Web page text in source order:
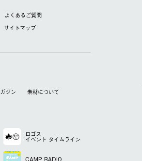
よくあるご質問
サイトマップ
ジン 素材について
ロゴス
イベント タイムライン
CAMP RADIO